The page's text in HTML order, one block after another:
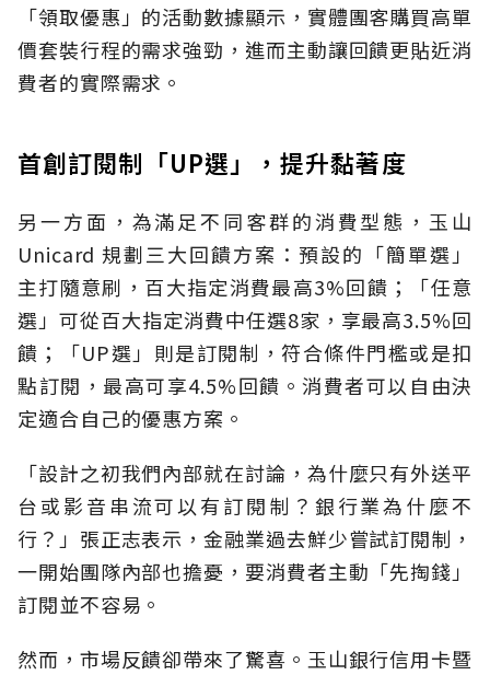
「領取優惠」的活動數據顯示，實體團客購買高單
價套裝行程的需求強勁，進而主動讓回饋更貼近消
費者的實際需求。
首創訂閱制「UP選」，提升黏著度
另一方面，為滿足不同客群的消費型態，玉山
Unicard 規劃三大回饋方案：預設的「簡單選」
主打隨意刷，百大指定消費最高3%回饋；「任意
選」可從百大指定消費中任選8家，享最高3.5%回
饋；「UP選」則是訂閱制，符合條件門檻或是扣
點訂閱，最高可享4.5%回饋。消費者可以自由決
定適合自己的優惠方案。
「設計之初我們內部就在討論，為什麼只有外送平
台或影音串流可以有訂閱制？銀行業為什麼不
行？」張正志表示，金融業過去鮮少嘗試訂閱制，
一開始團隊內部也擔憂，要消費者主動「先掏錢」
訂閱並不容易。
然而，市場反饋卻帶來了驚喜。玉山銀行信用卡暨